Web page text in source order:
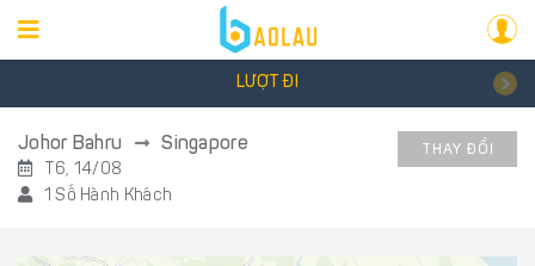
LƯỢT ĐI
Johor Bahru Singapore
T6, 14/08
1 Số Hành Khách
THAY ĐỔI